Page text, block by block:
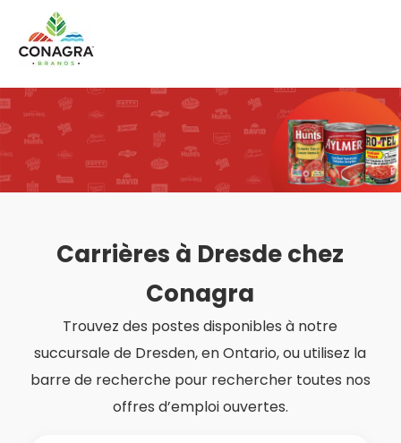
-
Carrières à Dresde chez
Conagra
Trouvez des postes disponibles à notre
succursale de Dresden, en Ontario, ou utilisez la
barre de recherche pour rechercher toutes nos
offres d’emploi ouvertes.